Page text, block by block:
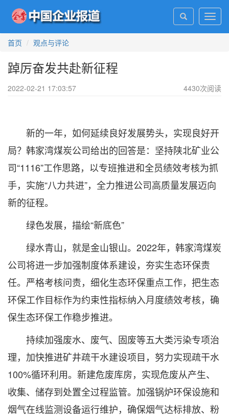
首页
观点与评论
踔厉奋发共赴新征程
2022-02-21 17:03:57 4430次阅读
新的一年，如何延续良好发展势头，实现良好开
局？韩家湾煤炭公司给出的回答是：坚持陕北矿业公
司“1116”工作思路，以专班推进和全员绩效考核为抓
手，实施“八力共进”，全力推进公司高质量发展迈向
新的征程。
绿色发展，描绘“新底色”
绿水青山，就是金山银山。2022年，韩家湾煤炭
公司将进一步加强制度体系建设，夯实生态环保责
任。严格考核问责，细化生态环保重点工作，把生态
环保工作目标作为约束性指标纳入月度绩效考核，确
保生态环保工作稳步推进。
持续加强废水、废气、固废等五大类污染专项治
理，加快推进矿井疏干水建设项目，努力实现疏干水
100%循环利用。新建危废库房，实现危废从产生、
收集、储存到处置全过程监管。加强锅炉环保设施和
烟气在线监测设备运行维护，确保烟气达标排放、粉